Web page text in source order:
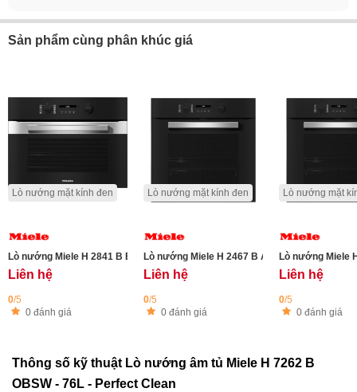
Sản phẩm cùng phân khúc giá
Lò nướng mặt kính đen
Lò nướng Miele H 2841 B EDST - 45cm
Liên hệ
0/5
0 đánh giá
Lò nướng mặt kính đen
Lò nướng Miele H 2467 B ACTIVE OBSW-
Liên hệ
0/5
0 đánh giá
Lò nướng mặt
Lò nướng Miele
Liên hệ
0/5
0 đánh giá
Thông số kỹ thuật Lò nướng âm tủ Miele H 7262 B
OBSW - 76L - Perfect Clean